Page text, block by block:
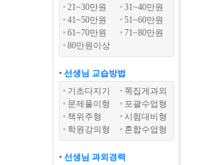
21~30만원
31~40만원
41~50만원
51~60만원
61~70만원
71~80만원
80만원이상
• 선생님 교습방법
기초다지기
쪽집게과외
문제풀이형
포괄수업형
책위주형
시험대비형
학원강의형
혼합수업형
• 선생님 과외경력